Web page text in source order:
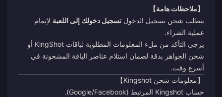
【ملاحظات هامة】
يتطلب شحن تسجيل الدخول تسجيل دخولك إلى اللعبة لإتمام
عملية الشراء.
يرجى التأكد من ملء المعلومات المطلوبة لباقات KingShot أو
شحن الجواهر بدقة لضمان استلام عناصر الباقة المشحونة في
أسرع وقت.
【معلومات شحن Kingshot】
حساب Kingshot المرتبط (Google/Facebook).